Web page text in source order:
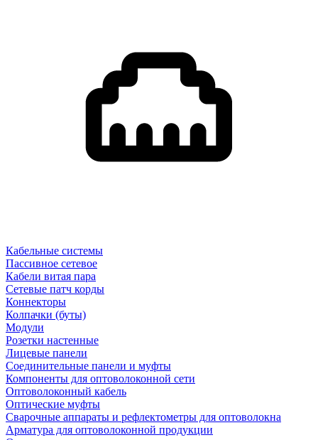
Кабельные системы
Пассивное сетевое
Кабели витая пара
Сетевые патч корды
Коннекторы
Колпачки (буты)
Модули
Розетки настенные
Лицевые панели
Соединительные панели и муфты
Компоненты для оптоволоконной сети
Оптоволоконный кабель
Оптические муфты
Сварочные аппараты и рефлектометры для оптоволокна
Арматура для оптоволоконной продукции